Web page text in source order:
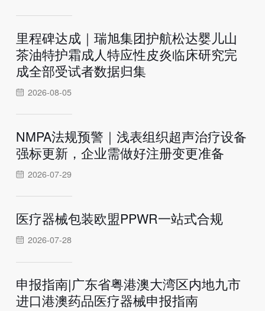
里程碑达成｜瑞旭集团护航松达婴儿山
茶油特护霜成人特应性皮炎临床研究完
成全部受试者数据归集
2026-08-05
NMPA法规预警｜浅表组织超声治疗设备
强标更新，企业需做好注册变更准备
2026-07-29
医疗器械包装欧盟PPWR一站式合规
2026-07-28
申报指南|广东省粤港澳大湾区内地九市
进口港澳药品医疗器械申报指南